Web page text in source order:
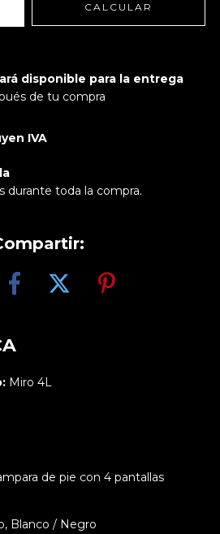
CALCULAR
disponible para la entrega
de tu compra
IVA
durante toda la compra.
Miro 4L
de pie con 4 pantallas
Blanco / Negro